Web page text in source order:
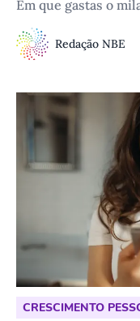
Em que gastas o
Redação NBE
CRESCIMENTO